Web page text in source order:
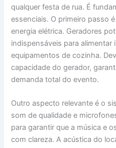
qualquer festa de rua. É
essenciais. O primeiro passo
energia elétrica. Geradores
indispensáveis para alimentar
equipamentos de cozinha.
capacidade do gerador,
demanda total do evento.
Outro aspecto relevante é o
som de qualidade e
para garantir que a música e
com clareza. A acústica do